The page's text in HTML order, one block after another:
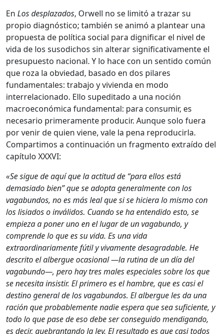
En Los desplazados, Orwell no se limitó a trazar su
propio diagnóstico; también se animó a plantear una
propuesta de política social para dignificar el nivel de
vida de los susodichos sin alterar significativamente el
presupuesto nacional. Y lo hace con un sentido común
que roza la obviedad, basado en dos pilares
fundamentales: trabajo y vivienda en modo
interrelacionado. Ello supeditado a una noción
macroeconómica fundamental: para consumir, es
necesario primeramente producir. Aunque solo fuera
por venir de quien viene, vale la pena reproducirla.
Compartimos a continuación un fragmento extraído del
capítulo XXXVI:
«Se sigue de aquí que la actitud de “para ellos está
demasiado bien” que se adopta generalmente con los
vagabundos, no es más leal que si se hiciera lo mismo con
los lisiados o inválidos. Cuando se ha entendido esto, se
empieza a poner uno en el lugar de un vagabundo, y
comprende lo que es su vida. Es una vida
extraordinariamente fútil y vivamente desagradable. He
descrito el albergue ocasional —la rutina de un día del
vagabundo—, pero hay tres males especiales sobre los que
se necesita insistir. El primero es el hambre, que es casi el
destino general de los vagabundos. El albergue les da una
ración que probablemente nadie espera que sea suficiente, y
todo lo que pase de eso debe ser conseguido mendigando,
es decir, quebrantando la ley. El resultado es que casi todos